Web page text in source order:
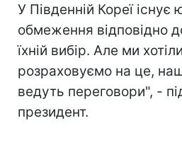
У Південній Кореї існує
обмеження відповідно
їхній вибір. Але ми
розраховуємо на це,
ведуть переговори", -
президент.